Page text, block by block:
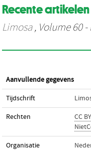
Recente artikelen
Limosa, Volume 60 -
Aanvullende gegevens
Tijdschrift
Rechten
CC
Organisatie